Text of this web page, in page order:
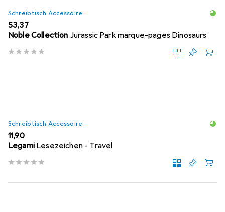
Schreibtisch Accessoire
EUR
53,37
Noble Collection Jurassic Park marque-pages Dinosaurs
Schreibtisch Accessoire
EUR
11,90
Legami Lesezeichen - Travel